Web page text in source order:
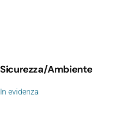
Sicurezza/Ambiente
In evidenza